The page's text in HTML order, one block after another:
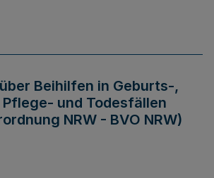
Beihilfen in Geburts-,
und Todesfällen
NRW - BVO NRW)